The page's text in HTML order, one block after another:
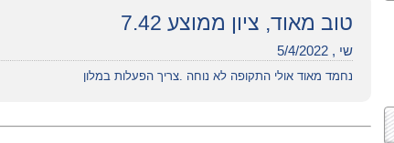
טוב מאוד, ציון ממוצע 7.42
שי , 5/4/2022
נחמד מאוד אולי התקופה לא נוחה .צריך הפעלות במלון